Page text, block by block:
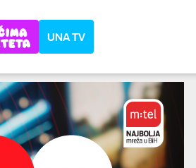
UNA TV